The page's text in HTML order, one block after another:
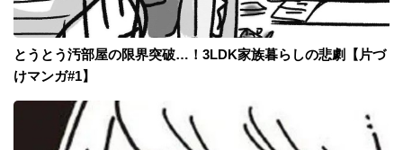
とうとう汚部屋の限界突破…！3LDK家族暮らしの悲劇【片づ
けマンガ#1】